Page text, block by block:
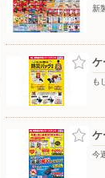
新
ケ
も
ケ
今